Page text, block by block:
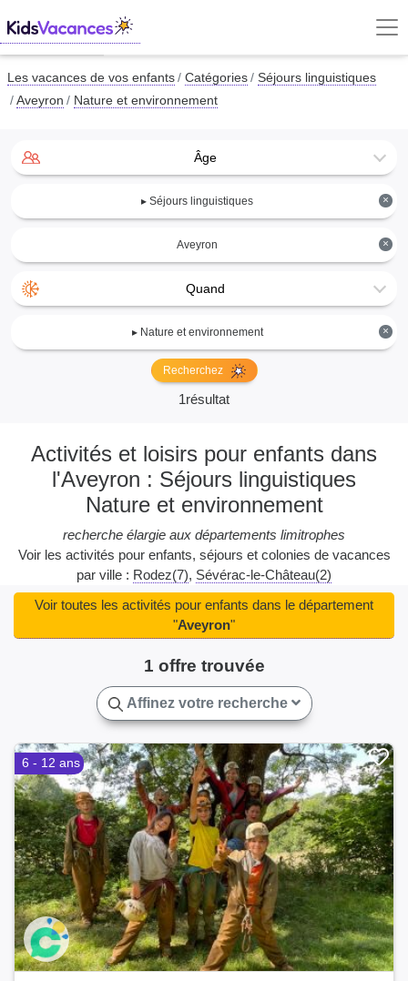
Les vacances de vos enfants Catégories
Séjours linguistiques
Aveyron
Nature et environnement
Âge
×
▸ Séjours linguistiques
×
Aveyron
Quand
×
▸ Nature et environnement
Recherchez
1résultat
Activités et loisirs pour enfants dans
l'Aveyron : Séjours linguistiques
Nature et environnement
recherche élargie aux départements limitrophes
Voir les activités pour enfants, séjours et colonies de vacances
par ville : Rodez(7) Sévérac-le-Château(2)
1 offre trouvée
Voir toutes les activités pour enfants dans le département
"Aveyron"
Affinez votre recherche
6 - 12 ans